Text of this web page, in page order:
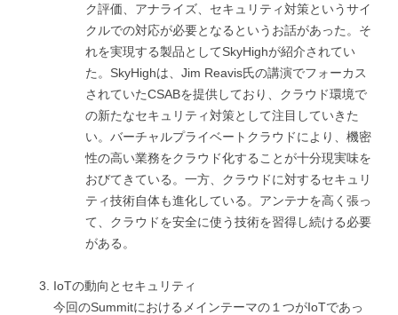
ク評価、アナライズ、セキュリティ対策というサイ
クルでの対応が必要となるというお話があった。そ
れを実現する製品としてSkyHighが紹介されてい
た。SkyHighは、Jim Reavis氏の講演でフォーカス
されていたCSABを提供しており、クラウド環境で
の新たなセキュリティ対策として注目していきた
い。バーチャルプライベートクラウドにより、機密
性の高い業務をクラウド化することが十分現実味を
おびてきている。一方、クラウドに対するセキュリ
ティ技術自体も進化している。アンテナを高く張っ
て、クラウドを安全に使う技術を習得し続ける必要
がある。
IoTの動向とセキュリティ
今回のSummitにおけるメインテーマの１つがIoTであっ